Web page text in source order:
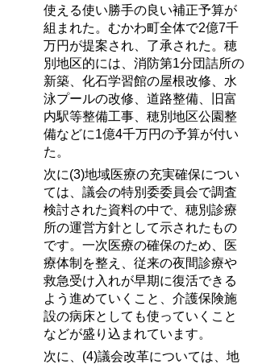
使える使い勝手の良い補正予算が
組まれた。むかわ町全体で2億7千
万円が提案され、了承された。穂
別地区的には、消防第1分団詰所の
新築、化石学習館の屋根改修、水
泳プールの改修、道路整備、旧富
内駅等整備工事、穂別地区公園整
備などに1億4千万円の予算が付い
た。
次に(3)地域医療の充実確保につい
ては、議会の特別委委員会で調査
検討された資料の中で、穂別診療
所の運営方針として示されたもの
です。一次医療の確保のため、医
療体制を整え、従来の夜間診療や
救急受け入れが早期に復活できる
よう進めていくこと、介護保険施
設の病床としても使っていくこと
などが盛り込まれています。
次に、(4)議会改革については、地